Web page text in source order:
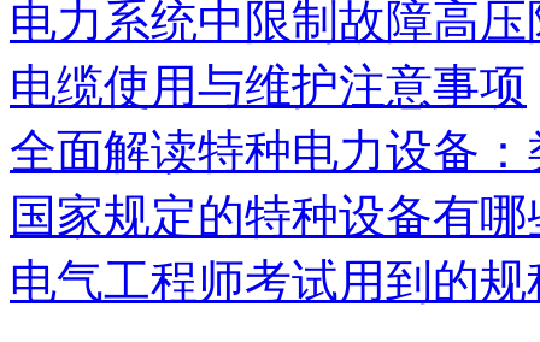
电力系统中限制故障高
电缆使用与维护注意事项
全面解读特种电力设备
国家规定的特种设备有哪
电气工程师考试用到的规